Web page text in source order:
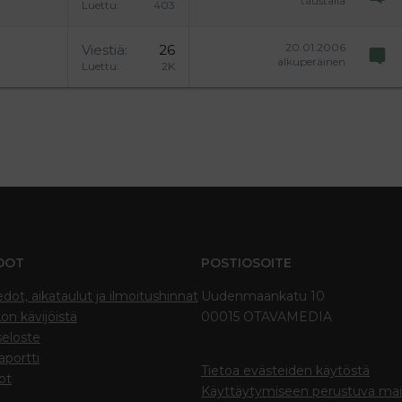
Luettu 403
Viestiä 26
Luettu 2K
20.01.2006
alkuperäinen
aikataulut ja ilmoitushinnat
kävijöistä
POSTIOSOITE
Uudenmaankatu 10
00015 OTAVAMEDIA
Tietoa evästeiden käytöstä
Käyttäytymiseen perustuva